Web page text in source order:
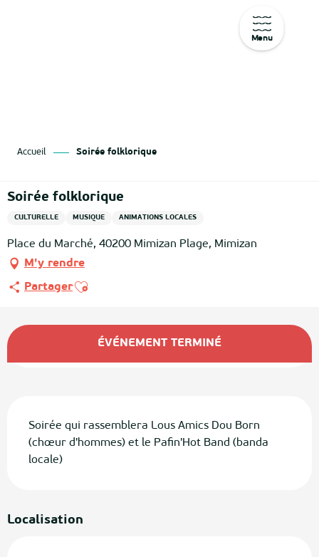
Menu
Accueil Soirée folklorique
Soirée folklorique
CULTURELLE MUSIQUE ANIMATIONS LOCALES
Place du Marché, 40200 Mimizan Plage, Mimizan
M'y rendre
PartagerAjouter aux favoris
Ouverture et coordonnées
ÉVÉNEMENT TERMINÉ
Soirée qui rassemblera Lous Amics Dou Born
(chœur d'hommes) et le Pafin'Hot Band (banda
locale)
Localisation